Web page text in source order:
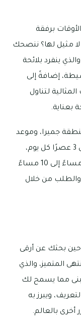
برفقة
مثيل لها؟ ننصحك
ينفرد بلائحة
إضافةً إلى
لتناول
بعناية.
جميرا، وموعد
وجبة الغداء به يبدأ من الساعة 1 ظهرًا إلى 3 عصرًا كل يوم،
بينما تبدأ وجبة العشاء من الساعة 6:30 مساءً إلى 10 مساءً
من خلال
حين بحثك عن أرقى
المتميز، والذي
مما يسمح لك
ويبرز به
أخرى بالعالم.